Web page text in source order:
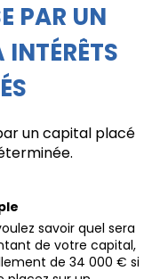
PAR UN
un capital placé
savoir quel sera
de votre capital,
de 34 000 € si